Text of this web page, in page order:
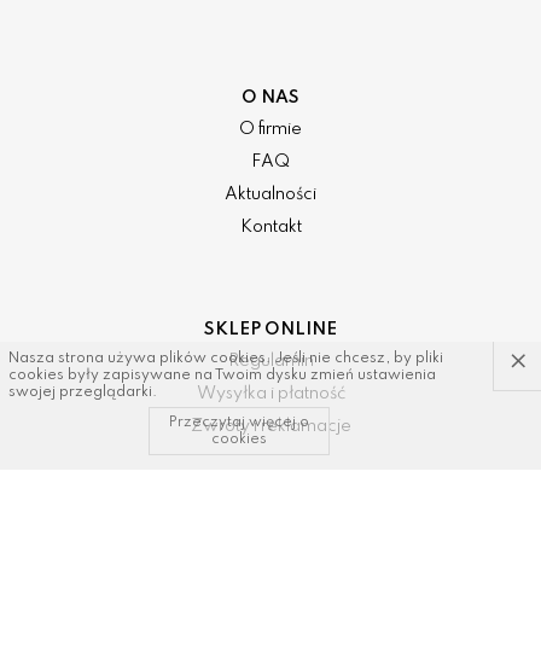
O NAS
O firmie
FAQ
Aktualności
Kontakt
SKLEP ONLINE
Regulamin
Wysyłka i płatność
Zwroty i reklamacje
Nasza strona używa plików cookies. Jeśli nie chcesz, by pliki
cookies były zapisywane na Twoim dysku zmień ustawienia
swojej przeglądarki.
×
Przeczytaj więcej o
cookies